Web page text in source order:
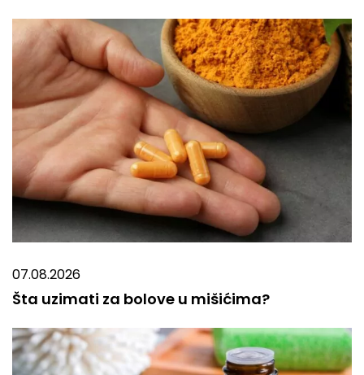
07.08.2026
Šta uzimati za bolove u mišićima?